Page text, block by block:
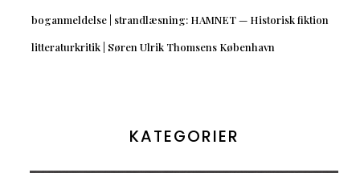
boganmeldelse | strandlæsning: HAMNET — Historisk fiktion
litteraturkritik | Søren Ulrik Thomsens København
KATEGORIER